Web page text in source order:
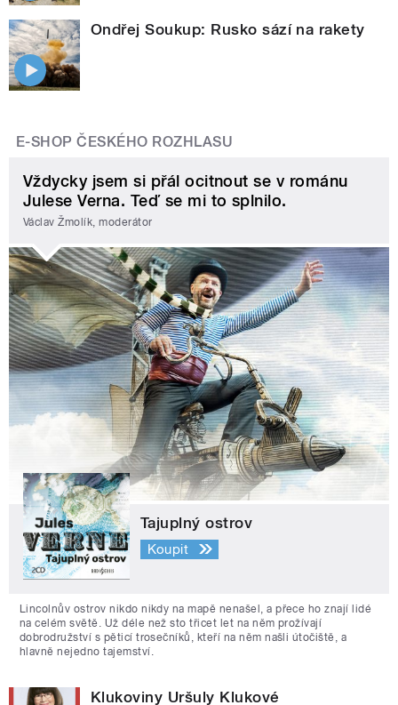
Ondřej Soukup: Rusko sází na rakety
E-SHOP ČESKÉHO ROZHLASU
Vždycky jsem si přál ocitnout se v románu
Julese Verna. Teď se mi to splnilo.
Václav Žmolík, moderátor
Tajuplný ostrov
Koupit
Lincolnův ostrov nikdo nikdy na mapě nenašel, a přece ho znají lidé
na celém světě. Už déle než sto třicet let na něm prožívají
dobrodružství s pěticí trosečníků, kteří na něm našli útočiště, a
hlavně nejedno tajemství.
Klukoviny Uršuly Klukové